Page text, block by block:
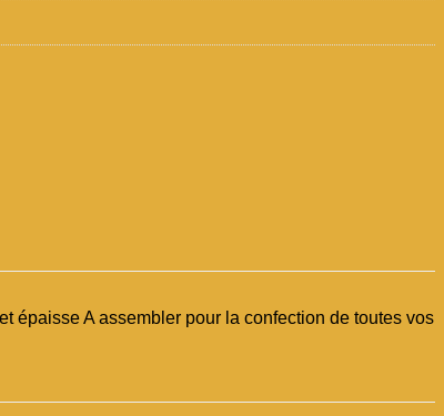
épaisse A assembler pour la confection de toutes vos